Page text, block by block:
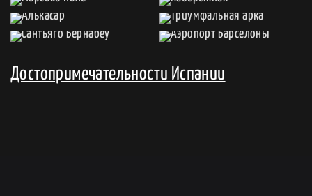
Достопримечательности Испании